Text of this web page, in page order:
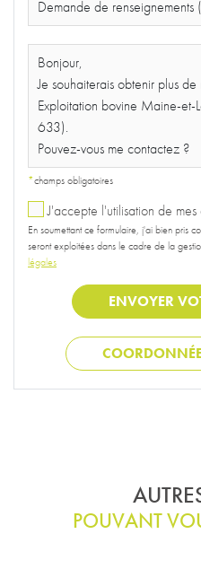
*champs obligatoires
J'accepte l'utilisation de
En soumettant ce formulaire, j'ai bien pris
seront exploitées dans le cadre de la
légales
POUVANT